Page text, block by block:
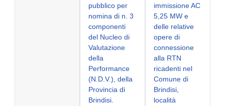
pubblico per
nomina di n. 3
componenti
del Nucleo di
Valutazione
della
Performance
(N.D.V.), della
Provincia di
Brindisi.
immissione AC
5,25 MW e
delle relative
opere di
connessione
alla RTN
ricadenti nel
Comune di
Brindisi,
località